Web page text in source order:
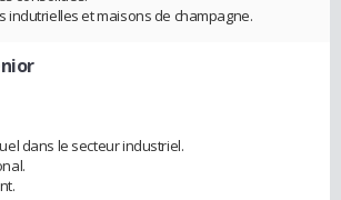
indutrielles et maisons de champagne.
dans le secteur industriel.